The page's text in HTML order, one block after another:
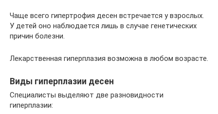
Чаще всего гипертрофия десен встречается у взрослых.
У детей оно наблюдается лишь в случае генетических
причин болезни.
Лекарственная гиперплазия возможна в любом возрасте.
Виды гиперплазии десен
Специалисты выделяют две разновидности
гиперплазии: